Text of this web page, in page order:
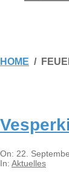
HOME
2023-
09-
On: 22.
In: Aktuelles